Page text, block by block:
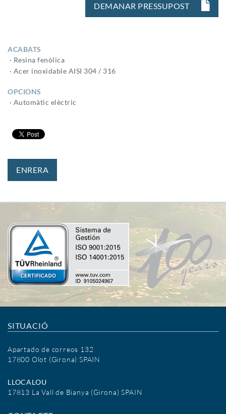
DEMANAR PRESSUPOST
ACABATS
· Resina fenòlica
· Acer inoxidable AISI 304 / 316
OPCIONS
· Automàtic elèctric
ENRERA
SITUACIÓ
Apartado de correos 132
17800 Olot (Girona) SPAIN
LLOCALOU
17813 La Vall de Bianya (Girona) SPAIN